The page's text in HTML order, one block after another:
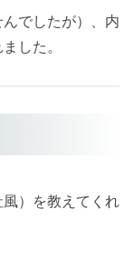
でしたが）、内
した。
）を教えてくれ